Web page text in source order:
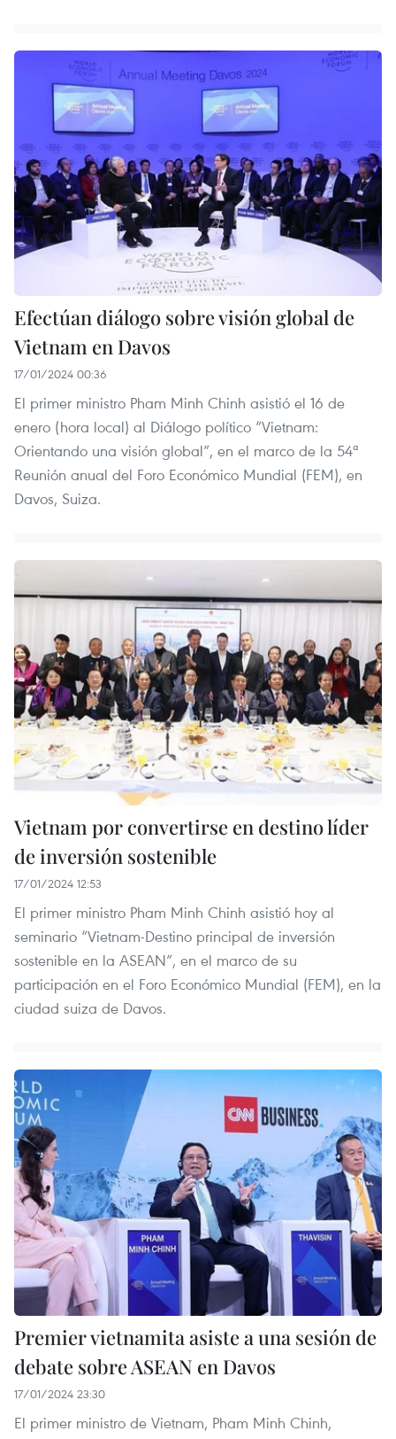
Efectúan diálogo sobre visión global de
Vietnam en Davos
17/01/2024 00:36
El primer ministro Pham Minh Chinh asistió el 16 de
enero (hora local) al Diálogo político “Vietnam:
Orientando una visión global”, en el marco de la 54ª
Reunión anual del Foro Económico Mundial (FEM), en
Davos, Suiza.
Vietnam por convertirse en destino líder
de inversión sostenible
17/01/2024 12:53
El primer ministro Pham Minh Chinh asistió hoy al
seminario “Vietnam-Destino principal de inversión
sostenible en la ASEAN”, en el marco de su
participación en el Foro Económico Mundial (FEM), en la
ciudad suiza de Davos.
Premier vietnamita asiste a una sesión de
debate sobre ASEAN en Davos
17/01/2024 23:30
El primer ministro de Vietnam, Pham Minh Chinh,